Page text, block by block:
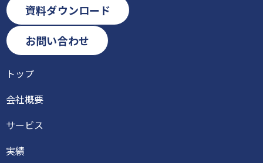
資料ダウンロード
お問い合わせ
トップ
会社概要
サービス
実績